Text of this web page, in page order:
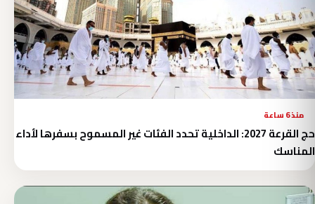
منذ 6 ساعة
حج القرعة 2027: الداخلية تحدد الفئات غير المسموح بسفرها لأداء
المناسك